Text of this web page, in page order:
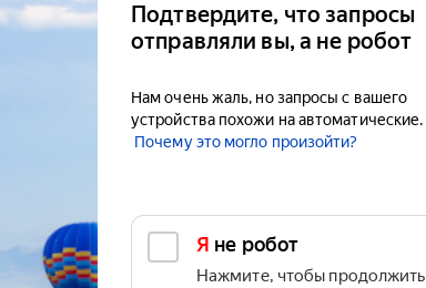
Подтвердите, что запросы
отправляли вы, а не робот
Нам очень жаль, но запросы с вашего
устройства похожи на автоматические.
Почему это могло произойти?
Я не робот
Нажмите, чтобы продолжить